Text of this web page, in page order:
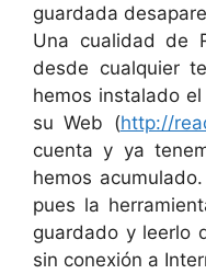
guardada
Una cualidad de
desde cualquier
hemos instalado
su Web (http://
cuenta y ya
hemos
pues la
guardado y leerlo
sin conexión a